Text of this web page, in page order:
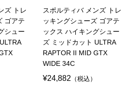
ズ トレ
ゴアテ
シュー
スポルティバ メンズ トレ
ッキングシューズ ゴアテ
ックス ハイキングシュー
ズ ミッドカット ULTRA
RAPTOR II MID GTX
WIDE 34C
¥24,882 （税込）